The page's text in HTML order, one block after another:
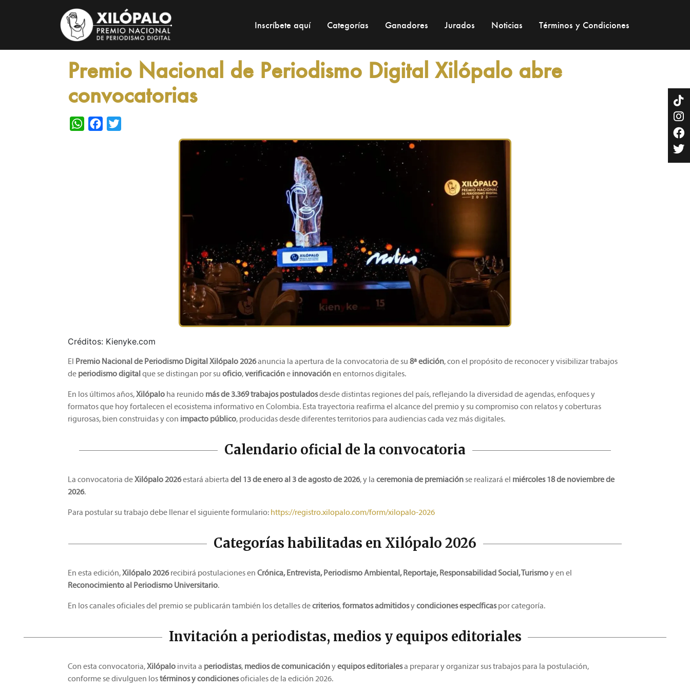
Xilopalo
Inscríbete aquí Categorías Ganadores Jurados Noticias Términos y Condiciones
Premio Nacional de Periodismo Digital Xilópalo abre
convocatorias
WhatsAppFacebook
Créditos: Kienyke.com
El Premio Nacional de Periodismo Digital Xilópalo 2026anuncia la apertura de la convocatoria de su 8ª edición, con el propósito de reconocer y visibilizar trabajos
de periodismo digital que se distingan por su oficio,verificacióne innovaciónen entornos digitales.
En los últimos años,Xilópalo ha reunido más de 3.369 trabajos postuladosdesde distintas regiones del país, reflejando la diversidad de agendas, enfoques y
formatos que hoy fortalecen el ecosistema informativo en Colombia. Esta trayectoria reafirma el alcance del premio y su compromiso con relatos y coberturas
rigurosas, bien construidas y con impacto público, producidas desde diferentes territorios para audiencias cada vez más digitales.
Calendario oficial de la convocatoria
La convocatoria deXilópalo 2026estará abierta del 13 de enero al 3 de agosto de 2026, y la ceremonia de premiaciónse realizará el miércoles 18 de noviembre de
2026.
Para postular su trabajo debe llenar el siguiente formulario: https://registro.xilopalo.com/form/xilopalo-2026
Categorías habilitadas en Xilópalo 2026
En esta edición,Xilópalo 2026recibirá postulaciones en Crónica, Entrevista, Periodismo Ambiental, Reportaje, Responsabilidad Social, Turismoy en el
Reconocimiento al Periodismo Universitario.
En los canales oficiales del premio se publicarán también los detalles decriterios,formatos admitidosycondiciones específicaspor categoría.
Invitación a periodistas, medios y equipos editoriales
Con esta convocatoria,Xilópalo invita a periodistas, medios de comunicaciónyequipos editorialesa preparar y organizar sus trabajos para la postulación,
conforme se divulguen lostérminos y condicionesoficiales de la edición 2026.